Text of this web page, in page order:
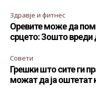
Здравје и фитнес
Оревите може да
срцето: Зошто вреди
Совети
Грешки што сите ги
можат да ја оштетат